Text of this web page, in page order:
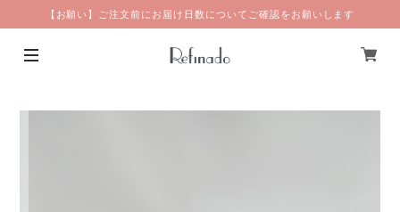
【お願い】ご注文前にお届け日数についてご確認をお願いします